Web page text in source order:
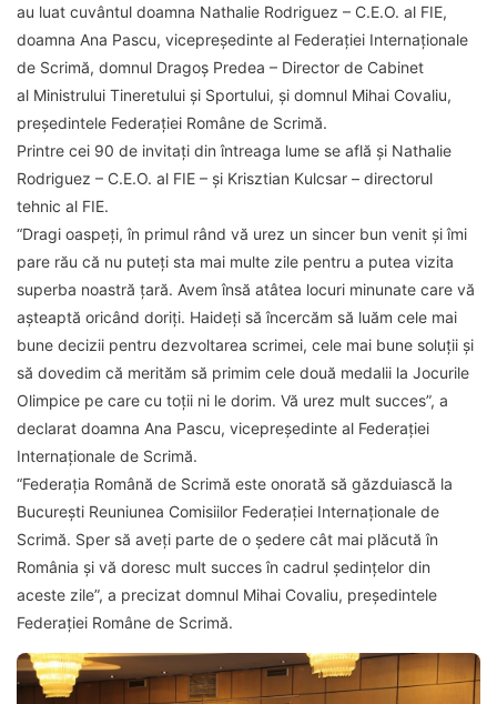
au luat cuvântul doamna Nathalie Rodriguez – C.E.O. al FIE,
doamna Ana Pascu, vicepreședinte al Federației Internaționale
de Scrimă, domnul Dragoș Predea – Director de Cabinet
al Ministrului Tineretului și Sportului, și domnul Mihai Covaliu,
președintele Federației Române de Scrimă.
Printre cei 90 de invitați din întreaga lume se află și Nathalie
Rodriguez – C.E.O. al FIE – și Krisztian Kulcsar – directorul
tehnic al FIE.
“Dragi oaspeți, în primul rând vă urez un sincer bun venit și îmi
pare rău că nu puteți sta mai multe zile pentru a putea vizita
superba noastră țară. Avem însă atâtea locuri minunate care vă
așteaptă oricând doriți. Haideți să încercăm să luăm cele mai
bune decizii pentru dezvoltarea scrimei, cele mai bune soluții și
să dovedim că merităm să primim cele două medalii la Jocurile
Olimpice pe care cu toții ni le dorim. Vă urez mult succes”, a
declarat doamna Ana Pascu, vicepreședinte al Federației
Internaționale de Scrimă.
“Federația Română de Scrimă este onorată să găzduiască la
București Reuniunea Comisiilor Federației Internaționale de
Scrimă. Sper să aveți parte de o ședere cât mai plăcută în
România și vă doresc mult succes în cadrul ședințelor din
aceste zile”, a precizat domnul Mihai Covaliu, președintele
Federației Române de Scrimă.